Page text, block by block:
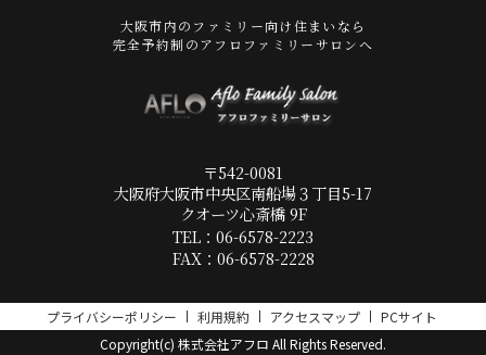
大阪市内のファミリー向け住まいなら
完全予約制のアフロファミリーサロンへ
〒542-0081
大阪府大阪市中央区南船場３丁目5-17
クオーツ心斎橋 9F
TEL：06-6578-2223
FAX：06-6578-2228
プライバシーポリシー 利用規約 アクセスマップ
PCサイト
Copyright(c) 株式会社アフロ All Rights Reserved.